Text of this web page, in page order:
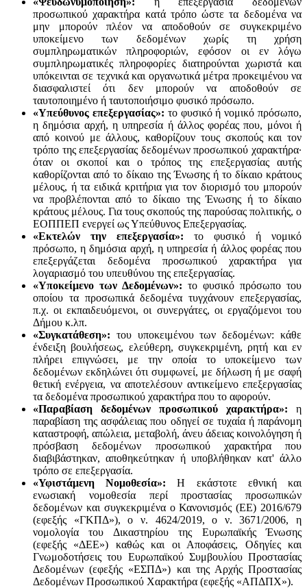
προσωπικού χαρακτήρα κατά τρόπο ώστε τα δεδομένα να
μην μπορούν πλέον να αποδοθούν σε συγκεκριμένο
υποκείμενο των δεδομένων χωρίς τη χρήση
συμπληρωματικών πληροφοριών, εφόσον οι εν λόγω
συμπληρωματικές πληροφορίες διατηρούνται χωριστά και
υπόκεινται σε τεχνικά και οργανωτικά μέτρα προκειμένου να
διασφαλιστεί ότι δεν μπορούν να αποδοθούν σε
ταυτοποιημένο ή ταυτοποιήσιμο φυσικό πρόσωπο.
«Υπεύθυνος επεξεργασίας»: το φυσικό ή νομικό πρόσωπο,
η δημόσια αρχή, η υπηρεσία ή άλλος φορέας που, μόνοι ή
από κοινού με άλλους, καθορίζουν τους σκοπούς και τον
τρόπο της επεξεργασίας δεδομένων προσωπικού χαρακτήρα·
όταν οι σκοποί και ο τρόπος της επεξεργασίας αυτής
καθορίζονται από το δίκαιο της Ένωσης ή το δίκαιο κράτους
μέλους, ή τα ειδικά κριτήρια για τον διορισμό του μπορούν
να προβλέπονται από το δίκαιο της Ένωσης ή το δίκαιο
κράτους μέλους. Για τους σκοπούς της παρούσας πολιτικής, ο
ΕΟΠΠΕΠ ενεργεί ως Υπεύθυνος Επεξεργασίας.
«Εκτελών την επεξεργασία»: το φυσικό ή νομικό
πρόσωπο, η δημόσια αρχή, η υπηρεσία ή άλλος φορέας που
επεξεργάζεται δεδομένα προσωπικού χαρακτήρα για
λογαριασμό του υπευθύνου της επεξεργασίας.
«Υποκείμενο των Δεδομένων»: το φυσικό πρόσωπο του
οποίου τα προσωπικά δεδομένα τυγχάνουν επεξεργασίας,
π.χ. οι εκπαιδευόμενοι, οι συνεργάτες, οι εργαζόμενοι του
Δήμου κ.λπ.
«Συγκατάθεση»: του υποκειμένου των δεδομένων: κάθε
ένδειξη βουλήσεως, ελεύθερη, συγκεκριμένη, ρητή και εν
πλήρει επιγνώσει, με την οποία το υποκείμενο των
δεδομένων εκδηλώνει ότι συμφωνεί, με δήλωση ή με σαφή
θετική ενέργεια, να αποτελέσουν αντικείμενο επεξεργασίας
τα δεδομένα προσωπικού χαρακτήρα που το αφορούν.
«Παραβίαση δεδομένων προσωπικού χαρακτήρα»: η
παραβίαση της ασφάλειας που οδηγεί σε τυχαία ή παράνομη
καταστροφή, απώλεια, μεταβολή, άνευ άδειας κοινολόγηση ή
πρόσβαση δεδομένων προσωπικού χαρακτήρα που
διαβιβάστηκαν, αποθηκεύτηκαν ή υποβλήθηκαν κατ' άλλο
τρόπο σε επεξεργασία.
«Υφιστάμενη Νομοθεσία»:Η εκάστοτε εθνική και
ενωσιακή νομοθεσία περί προστασίας προσωπικών
δεδομένων και συγκεκριμένα ο Κανονισμός (ΕΕ) 2016/679
(εφεξής «ΓΚΠΔ»), ο ν. 4624/2019, ο ν. 3671/2006, η
νομολογία του Δικαστηρίου της Ευρωπαϊκής Ένωσης
(εφεξής «ΔΕΕ») καθώς και οι Αποφάσεις, Οδηγίες και
Γνωμοδοτήσεις του Ευρωπαϊκού Συμβουλίου Προστασίας
Δεδομένων (εφεξής «ΕΣΠΔ») και της Αρχής Προστασίας
Δεδομένων Προσωπικού Χαρακτήρα (εφεξής «ΑΠΔΠΧ»).